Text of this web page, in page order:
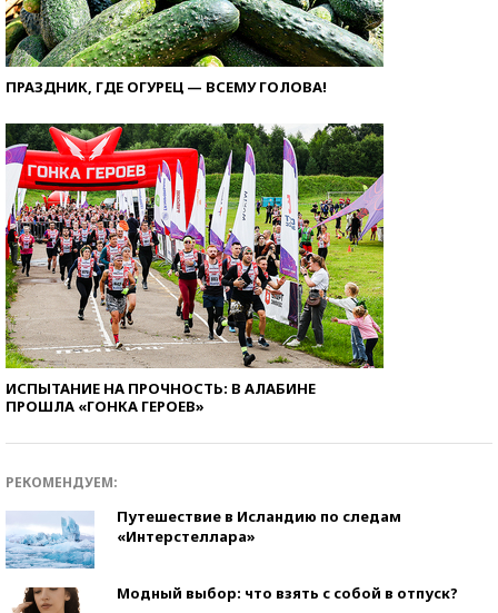
ПРАЗДНИК, ГДЕ ОГУРЕЦ — ВСЕМУ ГОЛОВА!
ИСПЫТАНИЕ НА ПРОЧНОСТЬ: В АЛАБИНЕ
ПРОШЛА «ГОНКА ГЕРОЕВ»
РЕКОМЕНДУЕМ:
Путешествие в Исландию по следам
«Интерстеллара»
Модный выбор: что взять с собой в отпуск?